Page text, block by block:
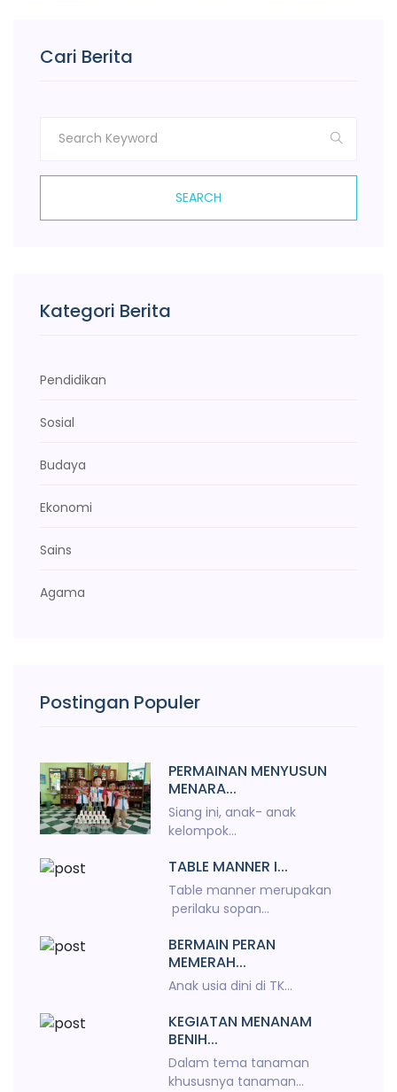
Cari Berita
SEARCH
Kategori Berita
Pendidikan
Sosial
Budaya
Ekonomi
Sains
Agama
Postingan Populer
PERMAINAN MENYUSUN
MENARA...
Siang ini, anak- anak
kelompok...
TABLE MANNER I...
Table manner merupakan
perilaku sopan...
BERMAIN PERAN
MEMERAH...
Anak usia dini di TK...
KEGIATAN MENANAM
BENIH...
Dalam tema tanaman
khususnya tanaman...